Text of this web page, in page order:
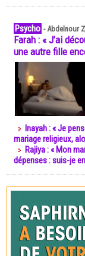
Psycho -Abdelnour
Farah : « J’ai
une autre fille
Inayah : « Je
mariage religieux,
Rajiya : « Mon
dépenses : suis-je